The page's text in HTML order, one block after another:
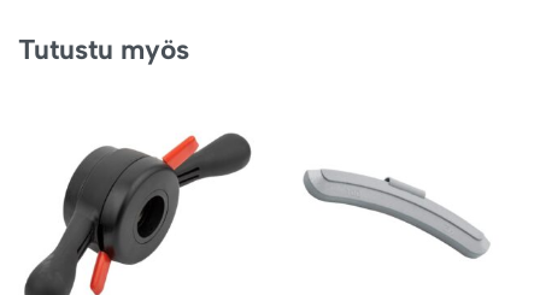
Tutustu myös